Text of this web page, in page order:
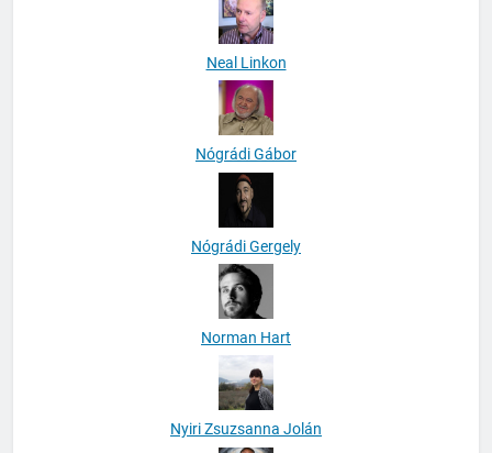
Neal Linkon
Nógrádi Gábor
Nógrádi Gergely
Norman Hart
Nyiri Zsuzsanna Jolán